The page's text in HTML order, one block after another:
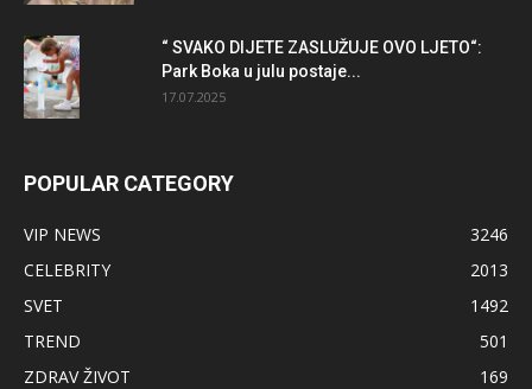
“ SVAKO DIJETE ZASLUŽUJE OVO LJETO“:
Park Boka u julu postaje...
17.07.2025
POPULAR CATEGORY
VIP NEWS
3246
CELEBRITY
2013
SVET
1492
TREND
501
ZDRAV ŽIVOT
169